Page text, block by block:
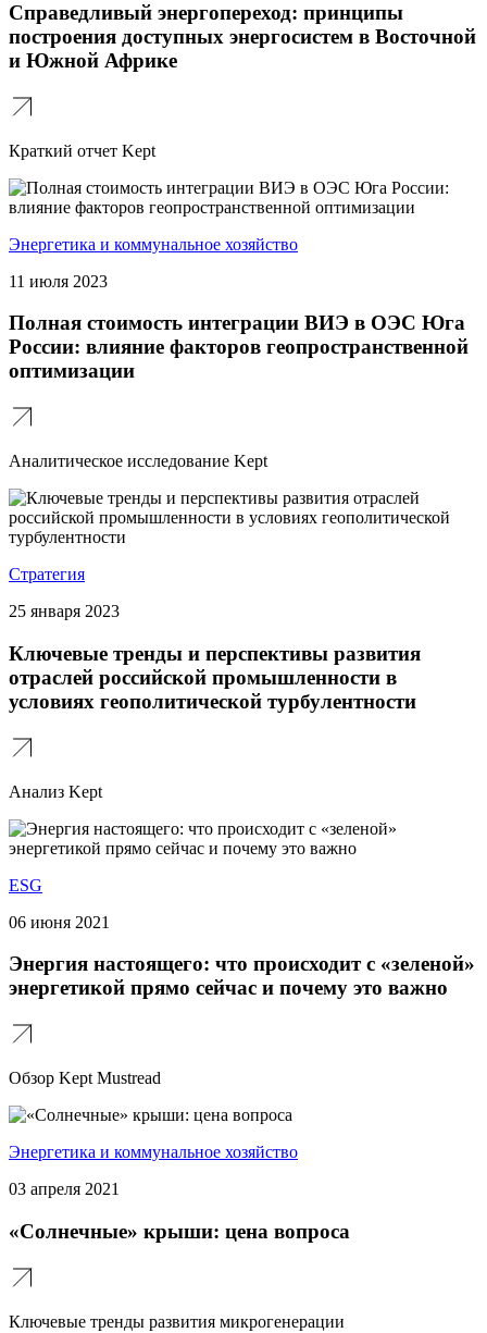
Справедливый энергопереход: принципы
построения доступных энергосистем в Восточной
и Южной Африке
Краткий отчет Kept
Энергетика и коммунальное хозяйство
11 июля 2023
Полная стоимость интеграции ВИЭ в ОЭС Юга
России: влияние факторов геопространственной
оптимизации
Аналитическое исследование Kept
Стратегия
25 января 2023
Ключевые тренды и перспективы развития
отраслей российской промышленности в
условиях геополитической турбулентности
Анализ Kept
ESG
06 июня 2021
Энергия настоящего: что происходит с «зеленой»
энергетикой прямо сейчас и почему это важно
Обзор Kept Mustread
Энергетика и коммунальное хозяйство
03 апреля 2021
«Cолнечные» крыши: цена вопроса
Ключевые тренды развития микрогенерации